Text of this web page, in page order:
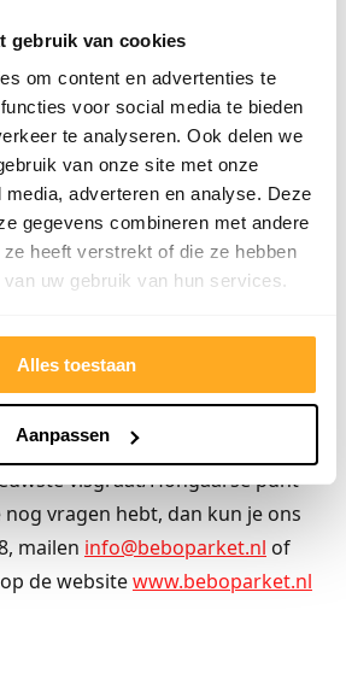
gebruik van cookies
om content en advertenties te
voor social media te bieden
te analyseren. Ook delen we
van onze site met onze
adverteren en analyse. Deze
gegevens combineren met andere
heeft verstrekt of die ze hebben
uw gebruik van hun services.
Alles toestaan
Aanpassen
van goede
een goed en mooi laminaat
voor jouw woning in Oss? BeBo
klaar. Zo helpen we je bij de
en bij jouw
bestaat uit de mooiste
uitstraling en afmeting.
vind je ook tegellook
visgraat/Hongaarse punt
vragen hebt, dan kun je ons
mailen info@beboparket.nl of
de websitewww.beboparket.nl